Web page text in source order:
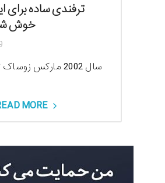
ترفندی ساده برای
خوش
سال 2002 مارکس
MORE